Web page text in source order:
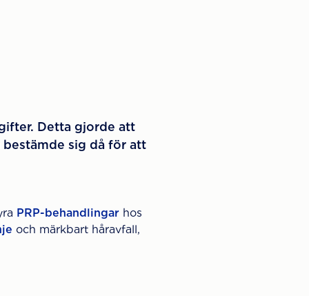
Detta gjorde att
sig då för att
PRP-behandlingar hos
och märkbart håravfall,